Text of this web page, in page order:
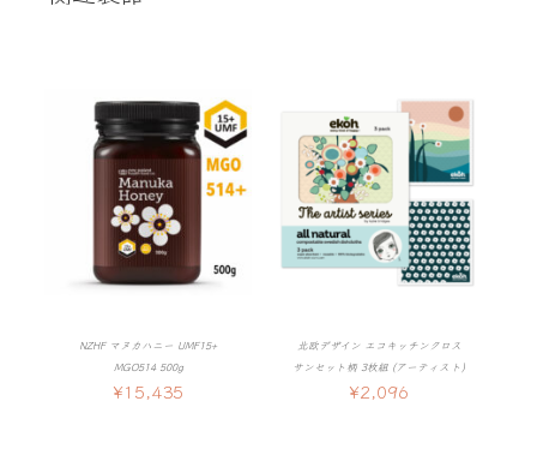
NZHF マヌカハニー UMF15+
MGO514 500g
¥15,435
北欧デザイン エコキッチンクロス
サンセット柄 3枚組 (アーティスト)
¥2,096